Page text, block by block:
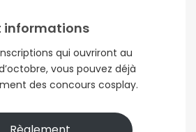
informations
qui ouvriront au
vous pouvez déjà
des concours cosplay.